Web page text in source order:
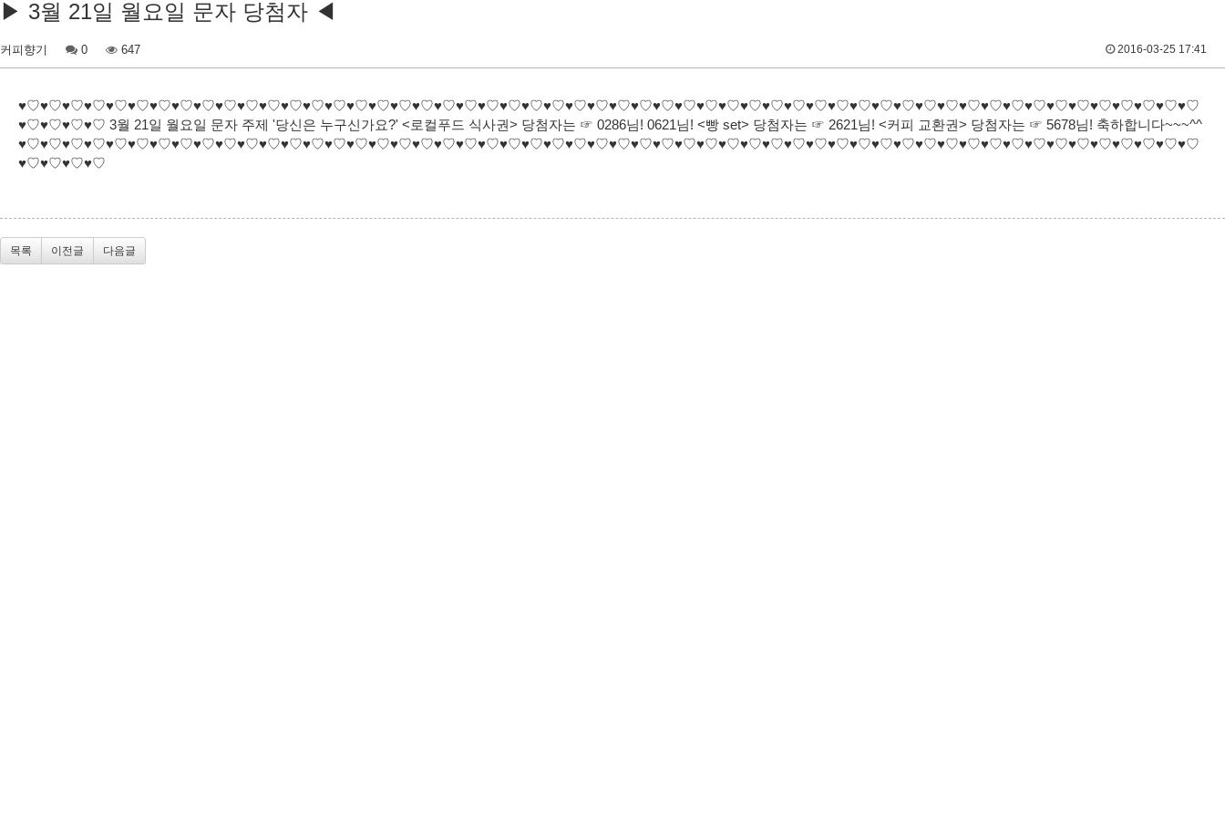
▶ 3월 21일 월요일 문자 당첨자 ◀
커피향기 0 647 2016-03-25 17:41
♥♡♥♡♥♡♥♡♥♡♥♡♥♡♥♡♥♡♥♡♥♡♥♡♥♡♥♡♥♡♥♡♥♡♥♡♥♡♥♡♥♡♥♡♥♡♥♡♥♡♥♡♥♡♥♡♥♡♥♡♥♡♥♡♥♡♥♡♥♡♥♡♥♡♥♡♥♡♥♡♥♡♥♡♥♡♥♡♥♡♥♡♥♡♥♡♥♡♥♡♥♡♥♡♥♡♥♡
♥♡♥♡♥♡♥♡ 3월 21일 월요일 문자 주제 '당신은 누구신가요?' <로컬푸드 식사권> 당첨자는 ☞ 0286님! 0621님! <빵 set> 당첨자는 ☞ 2621님! <커피 교환권> 당첨자는 ☞ 5678님! 축하합니다~~~^^
♥♡♥♡♥♡♥♡♥♡♥♡♥♡♥♡♥♡♥♡♥♡♥♡♥♡♥♡♥♡♥♡♥♡♥♡♥♡♥♡♥♡♥♡♥♡♥♡♥♡♥♡♥♡♥♡♥♡♥♡♥♡♥♡♥♡♥♡♥♡♥♡♥♡♥♡♥♡♥♡♥♡♥♡♥♡♥♡♥♡♥♡♥♡♥♡♥♡♥♡♥♡♥♡♥♡♥♡
♥♡♥♡♥♡♥♡
목록 이전글 다음글